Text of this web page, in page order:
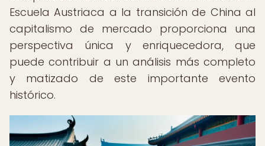
Escuela Austriaca a la transición de China al
capitalismo de mercado proporciona una
perspectiva única y enriquecedora, que
puede contribuir a un análisis más completo
y matizado de este importante evento
histórico.